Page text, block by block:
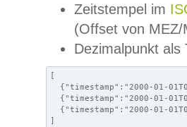
Zeitstempel im
(Offset von MEZ/
Dezimalpunkt als
[
{"timestamp":"2000-01-
{"timestamp":"2000-01-
{"timestamp":"2000-01-
]